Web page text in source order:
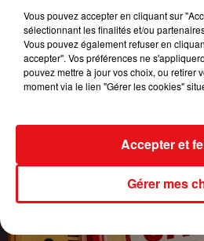
Vous pouvez accepter en cliquant sur
sélectionnant les finalités et/ou
Vous pouvez également refuser en
accepter". Vos préférences ne
pouvez mettre à jour vos choix, ou retirer
moment via le lien "Gérer les cookies"
Gérer mes
Accepter et